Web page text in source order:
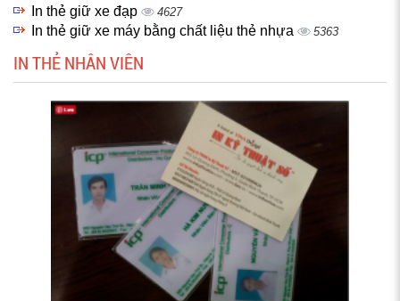
In thẻ giữ xe đạp 4627
In thẻ giữ xe máy bằng chất liệu thẻ nhựa 5363
IN THẺ NHÂN VIÊN